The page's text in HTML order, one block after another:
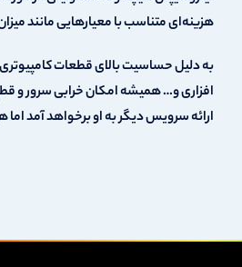
هزینه‌ای متناسب با معیارهایی مانند
به دلیل حساسیت بالای قطعات
افزاری و… همیشه امکان خرابی سرور و
ارائه سرویس دیگر به او برخواهد آمد